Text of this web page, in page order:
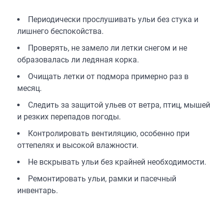
Периодически прослушивать ульи без стука и
лишнего беспокойства.
Проверять, не замело ли летки снегом и не
образовалась ли ледяная корка.
Очищать летки от подмора примерно раз в
месяц.
Следить за защитой ульев от ветра, птиц, мышей
и резких перепадов погоды.
Контролировать вентиляцию, особенно при
оттепелях и высокой влажности.
Не вскрывать ульи без крайней необходимости.
Ремонтировать ульи, рамки и пасечный
инвентарь.